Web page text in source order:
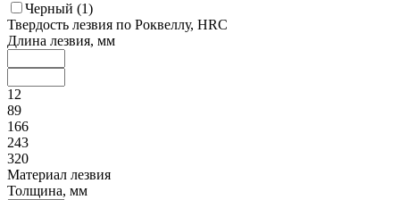
Черный (1)
Твердость лезвия по Роквеллу, HRC
Длина лезвия, мм
12
89
166
243
320
Материал лезвия
Толщина, мм